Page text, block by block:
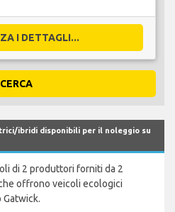
I DETTAGLI...
CERCA
ibridi disponibili per il noleggio su
di 2 produttori forniti da 2
offrono veicoli ecologici